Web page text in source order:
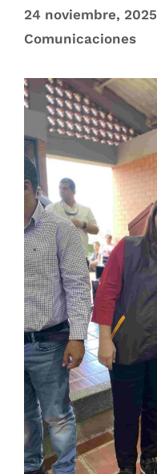
24 noviembre, 2025
Comunicaciones